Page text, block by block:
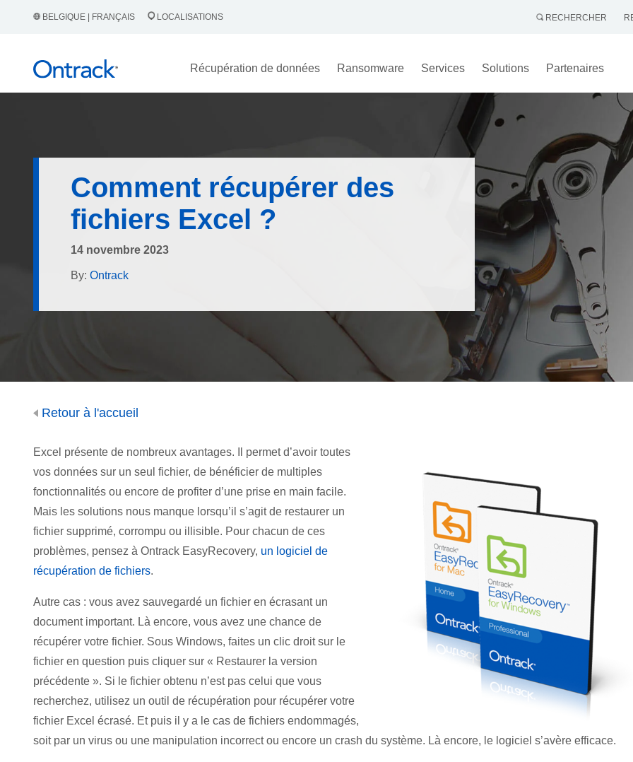
BELGIQUE | FRANÇAIS LOCALISATIONS RECHERCHER
Récupération de données Ransomware Services Solutions Partenaires
Comment récupérer des
fichiers Excel ?
14 novembre 2023
By: Ontrack
Retour à l'accueil
Excel présente de nombreux avantages. Il permet d’avoir toutes
vos données sur un seul fichier, de bénéficier de multiples
fonctionnalités ou encore de profiter d’une prise en main facile.
Mais les solutions nous manque lorsqu’il s’agit de restaurer un
fichier supprimé, corrompu ou illisible. Pour chacun de ces
problèmes, pensez à Ontrack EasyRecovery, un logiciel de
récupération de fichiers.
Autre cas : vous avez sauvegardé un fichier en écrasant un
document important. Là encore, vous avez une chance de
récupérer votre fichier. Sous Windows, faites un clic droit sur le
fichier en question puis cliquer sur « Restaurer la version
précédente ». Si le fichier obtenu n’est pas celui que vous
recherchez, utilisez un outil de récupération pour récupérer votre
fichier Excel écrasé. Et puis il y a le cas de fichiers endommagés,
soit par un virus ou une manipulation incorrect ou encore un crash du système. Là encore, le logiciel s’avère efficace.